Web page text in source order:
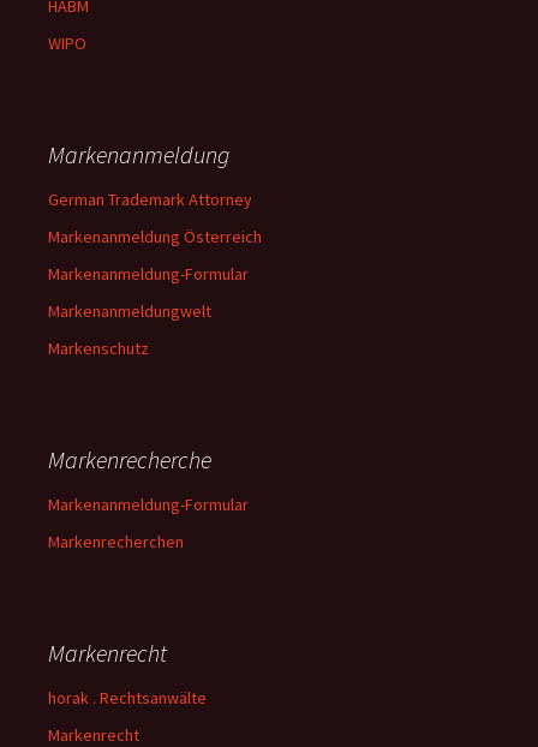
HABM
WIPO
Markenanmeldung
German Trademark Attorney
Markenanmeldung Österreich
Markenanmeldung-Formular
Markenanmeldungwelt
Markenschutz
Markenrecherche
Markenanmeldung-Formular
Markenrecherchen
Markenrecht
horak . Rechtsanwälte
Markenrecht